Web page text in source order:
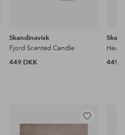
Skandinavisk
Fjord Scented Candle
449 DKK
Hav
449
Tilføj
til